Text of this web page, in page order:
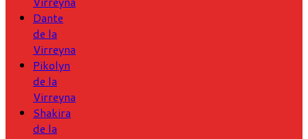
Dante
de la
Virreyna
Pikolyn
de la
Virreyna
Shakira
de la